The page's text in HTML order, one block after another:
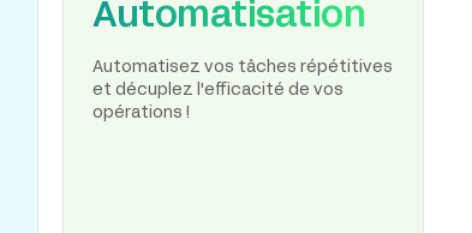
Automatisation
Automatisez vos tâches répétitives
et décuplez l'efficacité de vos
opérations !